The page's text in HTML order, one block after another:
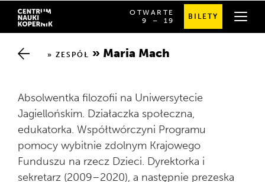
Chwalimy się
Nagroda Przewroty
Praca
Badania i rozwój
Jak powstają innowacje edukacyjne
Projekty dofinansowane
OTWARTE
OD
GODZINY
19:00
9 ⁠–⁠ 19
SPRAWDŹ
SZCZEGÓŁOWE
BILETY
ZESPÓŁ Maria Mach
Absolwentka filozofii na Uniwersytecie
Jagiellońskim. Działaczka społeczna,
edukatorka. Współtwórczyni Programu
pomocy wybitnie zdolnym Krajowego
Funduszu na rzecz Dzieci. Dyrektorka i
sekretarz (2009–2020), a następnie prezeska